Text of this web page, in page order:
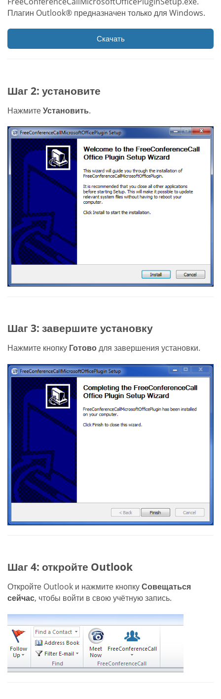
Плагин Outlook® предназначен только для Windows.
Скачать
Шаг 2: установите
НажмитеУстановить.
Шаг 3: завершите установку
Нажмите кнопку Готоводля завершения установки.
Шаг 4: откройте Outlook
Откройте Outlook и нажмите кнопкуСовещаться
сейчас, чтобы войти в свою учётную запись.